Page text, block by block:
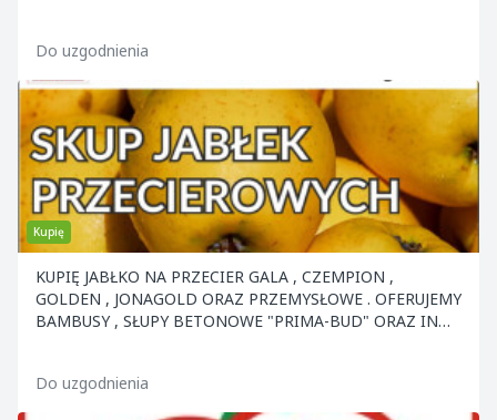
Do uzgodnienia
Kupię
KUPIĘ JABŁKO NA PRZECIER GALA , CZEMPION ,
GOLDEN , JONAGOLD ORAZ PRZEMYSŁOWE . OFERUJEMY
BAMBUSY , SŁUPY BETONOWE "PRIMA-BUD" ORAZ INNE
Do uzgodnienia